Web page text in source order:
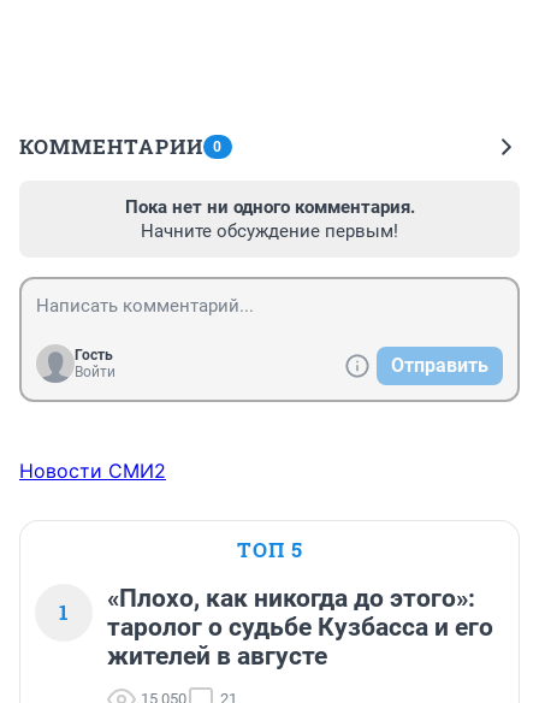
КОММЕНТАРИИ 0
Пока нет ни одного комментария.
Начните обсуждение первым!
Гость
Войти
Отправить
Новости СМИ2
ТОП 5
1
«Плохо, как никогда до этого»:
таролог о судьбе Кузбасса и его
жителей в августе
15 050 21